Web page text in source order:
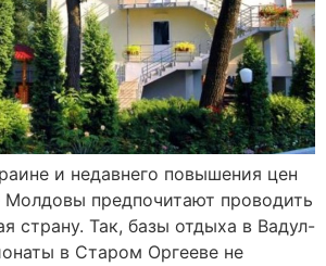
и недавнего повышения цен
Молдовы предпочитают проводить
страну. Так, базы отдыха в Вадул-
в Старом Оргееве не